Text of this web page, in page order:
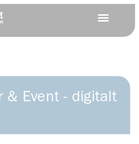
& Event - digitalt